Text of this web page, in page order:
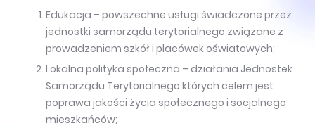
Edukacja – powszechne usługi świadczone przez
jednostki samorządu terytorialnego związane z
prowadzeniem szkół i placówek oświatowych;
Lokalna polityka społeczna – działania Jednostek
Samorządu Terytorialnego których celem jest
poprawa jakości życia społecznego i socjalnego
mieszkańców;